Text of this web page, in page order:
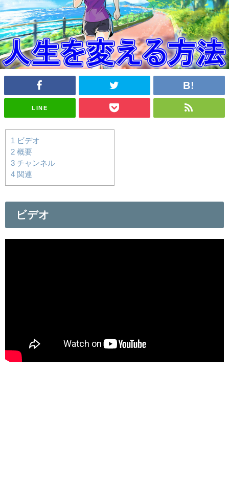
LINE
1
ビデオ
2 概要
3 チャンネル
4 関連
ビデオ